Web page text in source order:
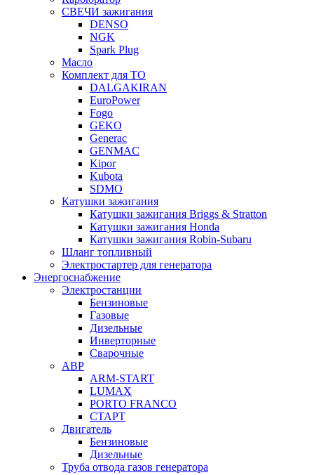
СВЕЧИ зажигания
DENSO
NGK
Spark Plug
Масло
Комплект для ТО
DALGAKIRAN
EuroPower
Fogo
GEKO
Generac
GENMAC
Kipor
Kubota
SDMO
Катушки зажигания
Катушки зажигания Briggs & Stratton
Катушки зажигания Honda
Катушки зажигания Robin-Subaru
Шланг топливный
Электростартер для генератора
Энергоснабжение
Электростанции
Бензиновые
Газовые
Дизельные
Инверторные
Сварочные
АВР
ARM-START
LUMAX
PORTO FRANCO
СТАРТ
Двигатель
Бензиновые
Дизельные
Труба отвода газов генератора